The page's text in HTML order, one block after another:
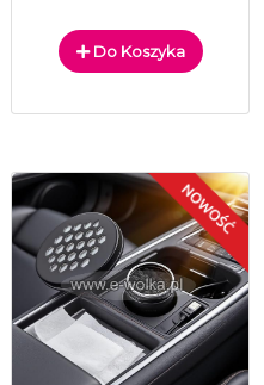
Do Koszyka